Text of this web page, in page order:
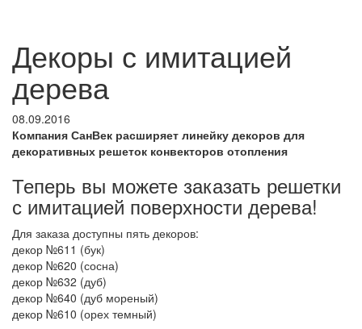
Декоры с имитацией
дерева
08.09.2016
Компания СанВек расширяет линейку декоров для
декоративных решеток конвекторов отопления
Теперь вы можете заказать решетки
с имитацией поверхности дерева!
Для заказа доступны пять декоров:
декор №611 (бук)
декор №620 (сосна)
декор №632 (дуб)
декор №640 (дуб мореный)
декор №610 (орех темный)